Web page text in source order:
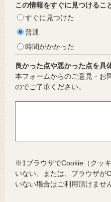
この情報をすぐに見つけるこ
すぐに見つけた
普通
時間がかかった
良かった点や悪かった点を具
本フォームからのご意見・お
のでご了承ください。
※1ブラウザでCookie（クッ
いない、または、ブラウザが
いない場合はご利用頂けませ